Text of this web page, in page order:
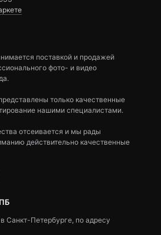
поставкой и продажей
фото- и видео
только качественные
нашими специалистами.
отсеивается и мы рады
действительно качественные
Санкт-Петербурге, по адресу